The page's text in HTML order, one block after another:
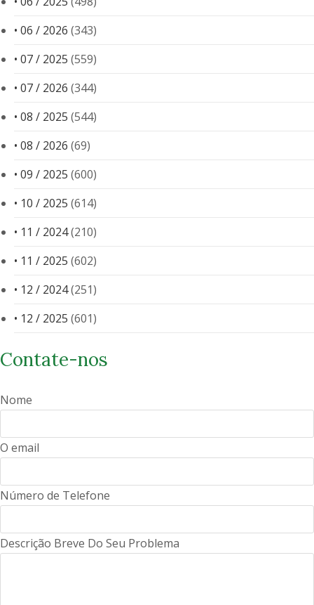
• 06 / 2026 (343)
• 07 / 2025 (559)
• 07 / 2026 (344)
• 08 / 2025 (544)
• 08 / 2026 (69)
• 09 / 2025 (600)
• 10 / 2025 (614)
• 11 / 2024(210)
• 11 / 2025 (602)
• 12 / 2024(251)
• 12 / 2025 (601)
Contate-nos
Nome
O email
Número de Telefone
Descrição Breve Do Seu Problema